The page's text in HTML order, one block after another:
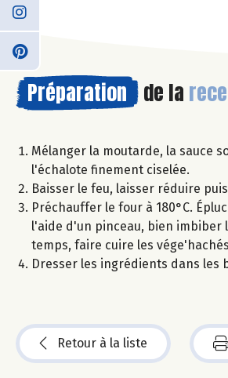
Préparation de la
Mélanger la moutarde, la sauce
l'échalote finement ciselée.
Baisser le feu, laisser réduire
Préchauffer le four à 180°C.
l'aide d'un pinceau, bien imbiber
temps, faire cuire les
Dresser les ingrédients dans les
Retour à la liste